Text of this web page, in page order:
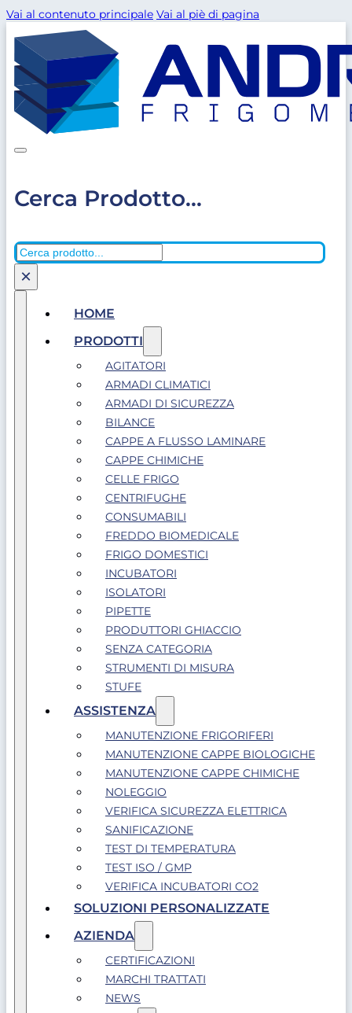
Vai al contenuto principale Vai al piè di pagina
Cerca Prodotto...
Cerca
×
HOME
PRODOTTI
AGITATORI
ARMADI CLIMATICI
ARMADI DI SICUREZZA
BILANCE
CAPPE A FLUSSO LAMINARE
CAPPE CHIMICHE
CELLE FRIGO
CENTRIFUGHE
CONSUMABILI
FREDDO BIOMEDICALE
FRIGO DOMESTICI
INCUBATORI
ISOLATORI
PIPETTE
PRODUTTORI GHIACCIO
SENZA CATEGORIA
STRUMENTI DI MISURA
STUFE
ASSISTENZA
MANUTENZIONE FRIGORIFERI
MANUTENZIONE CAPPE BIOLOGICHE
MANUTENZIONE CAPPE CHIMICHE
NOLEGGIO
VERIFICA SICUREZZA ELETTRICA
SANIFICAZIONE
TEST DI TEMPERATURA
TEST ISO / GMP
VERIFICA INCUBATORI CO2
SOLUZIONI PERSONALIZZATE
AZIENDA
CERTIFICAZIONI
MARCHI TRATTATI
NEWS